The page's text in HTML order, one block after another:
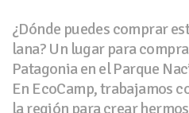
¿Dónde puedes comprar
lana? Un lugar para
Patagonia en el Parque
En EcoCamp, trabajamos
la región para crear